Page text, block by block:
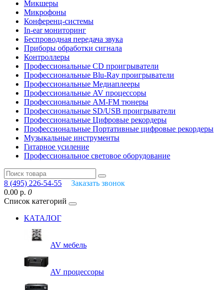
Микшеры
Микрофоны
Конференц-системы
In-ear мониторинг
Беспроводная передача звука
Приборы обработки сигнала
Контроллеры
Профессиональные СD проигрыватели
Профессиональные Blu-Ray проигрыватели
Профессиональные Медиаплееры
Профессиональные AV процессоры
Профессиональные AM-FM тюнеры
Профессиональные SD/USB проигрыватели
Профессиональные Цифровые рекордеры
Профессиональные Портативные цифровые рекордеры
Музыкальные инструменты
Гитарное усиление
Профессиональное световое оборудование
8 (495) 226-54-55
Заказать звонок
0.00 р. 0
Список категорий
КАТАЛОГ
AV мебель
AV процессоры